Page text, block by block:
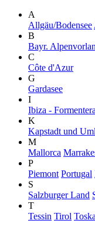
A
Allgäu/Bodensee
B
Bayr.
C
Côte d'Azur
G
Gardasee
I
Ibiza - Formentera
K
Kapstadt und
M
Mallorca
P
Piemont Portugal
S
Salzburger Land
T
Tessin Tirol